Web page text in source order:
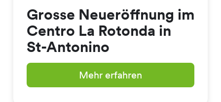
Grosse Neueröffnung im
Centro La Rotonda in
St-Antonino
Mehr erfahren